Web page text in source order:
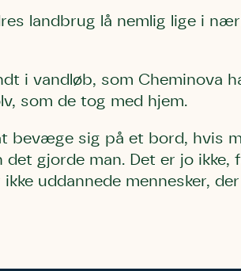
landbrug lå nemlig lige i
i vandløb, som Cheminova
som de tog med hjem.
bevæge sig på et bord, hvis
gjorde man. Det er jo
uddannede mennesker, der
Fornavn
Efternavn
også
jordhumle,
mest kendte
humlebiarter.
Sund
til Kolding Fornavn
Efternavn